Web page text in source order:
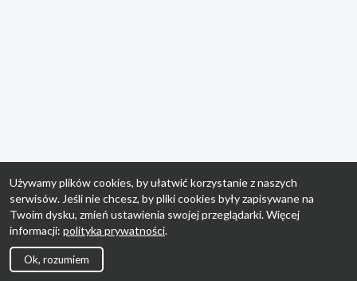
Używamy plików cookies, by ułatwić korzystanie z naszych
serwisów. Jeśli nie chcesz, by pliki cookies były zapisywane na
Twoim dysku, zmień ustawienia swojej przeglądarki. Więcej
informacji: polityka prywatności.
Ok, rozumiem